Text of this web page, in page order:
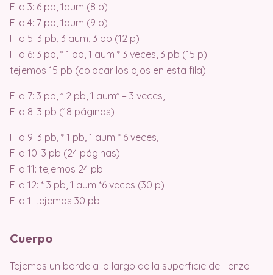
Fila 3: 6 pb, 1aum (8 p)
Fila 4: 7 pb, 1aum (9 p)
Fila 5: 3 pb, 3 aum, 3 pb (12 p)
Fila 6: 3 pb, * 1 pb, 1 aum * 3 veces, 3 pb (15 p)
tejemos 15 pb (colocar los ojos en esta fila)
Fila 7: 3 pb, * 2 pb, 1 aum* – 3 veces,
Fila 8: 3 pb (18 páginas)
Fila 9: 3 pb, * 1 pb, 1 aum * 6 veces,
Fila 10: 3 pb (24 páginas)
Fila 11: tejemos 24 pb
Fila 12: * 3 pb, 1 aum *6 veces (30 p)
Fila 1: tejemos 30 pb.
Cuerpo
Tejemos un borde a lo largo de la superficie del lienzo